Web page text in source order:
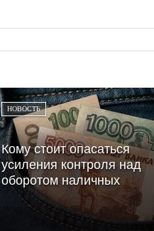
НОВОСТЬ
Кому стоит опасаться
усиления контроля над
оборотом наличных